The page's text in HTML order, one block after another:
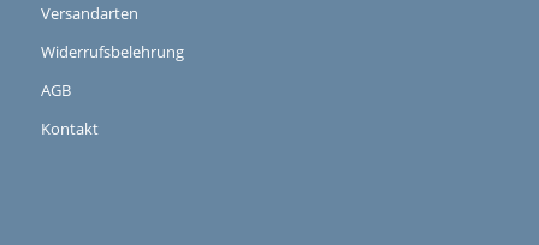
Versandarten
Widerrufsbelehrung
AGB
Kontakt